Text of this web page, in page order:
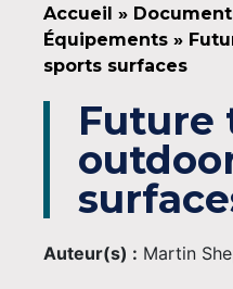
Accueil »
Équipements »
sports surfaces
Future
Auteur(s) : Martin